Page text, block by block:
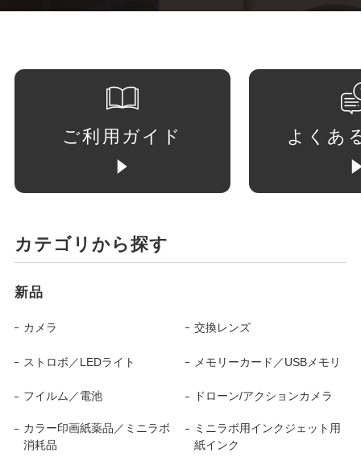
ご利用ガイド よくあ
カテゴリから探す
新品
カメラ 交換レンズ
ストロボ／LEDライト メモリーカード／USBメモリ
フイルム／電池 ドローン/アクションカメラ
カラー印画紙薬品／ミニラボ
消耗品
ミニラボ用インクジェット用
紙インク